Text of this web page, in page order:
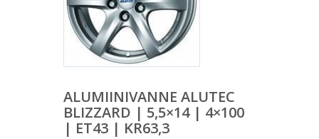
ALUMIINIVANNE ALUTEC
BLIZZARD | 5,5×14 | 4×100
| ET43 | KR63,3